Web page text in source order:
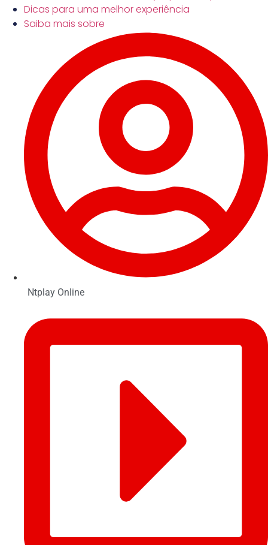
Dicas para uma melhor experiência
Saiba mais sobre
Ntplay Online